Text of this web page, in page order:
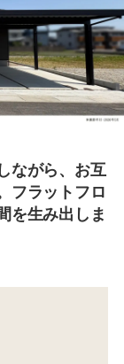
ながら、お互
フラットフロ
を生み出しま